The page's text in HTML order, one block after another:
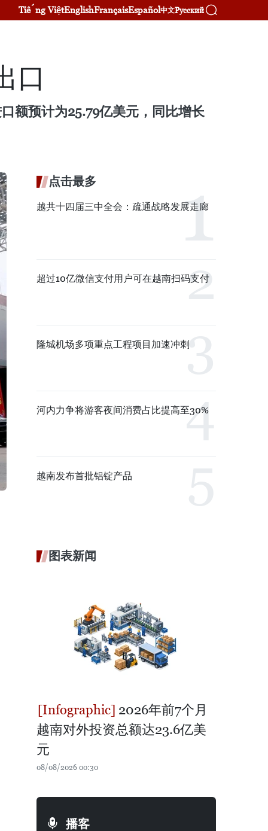
Tiếng ViệtEnglishFrançaisEspañol中文Русский
口
额预计为25.79亿美元，同比增长
点击最多
越共十四届三中全会：疏通战略发展走廊
超过10亿微信支付用户可在越南扫码支付
隆城机场多项重点工程项目加速冲刺
河内力争将游客夜间消费占比提高至30%
越南发布首批铝锭产品
图表新闻
2026年前7个月
越南对外投资总额达23.6亿美
元
08/08/2026 00:30
播客